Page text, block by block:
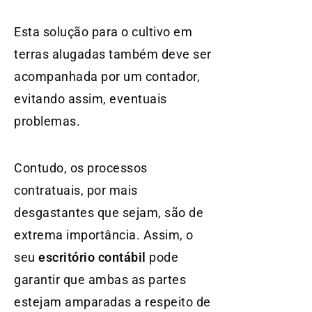
Esta solução para o cultivo em
terras alugadas também deve ser
acompanhada por um contador,
evitando assim, eventuais
problemas.
Contudo, os processos
contratuais, por mais
desgastantes que sejam, são de
extrema importância. Assim, o
seu escritório contábil pode
garantir que ambas as partes
estejam amparadas a respeito de